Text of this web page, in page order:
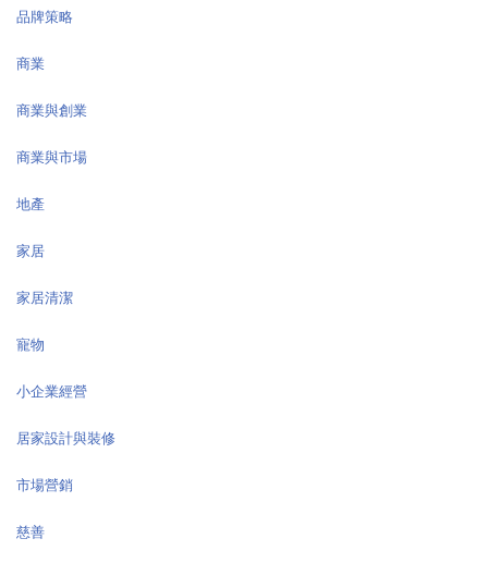
品牌策略
商業
商業與創業
商業與市場
地產
家居
家居清潔
寵物
小企業經營
居家設計與裝修
市場營銷
慈善